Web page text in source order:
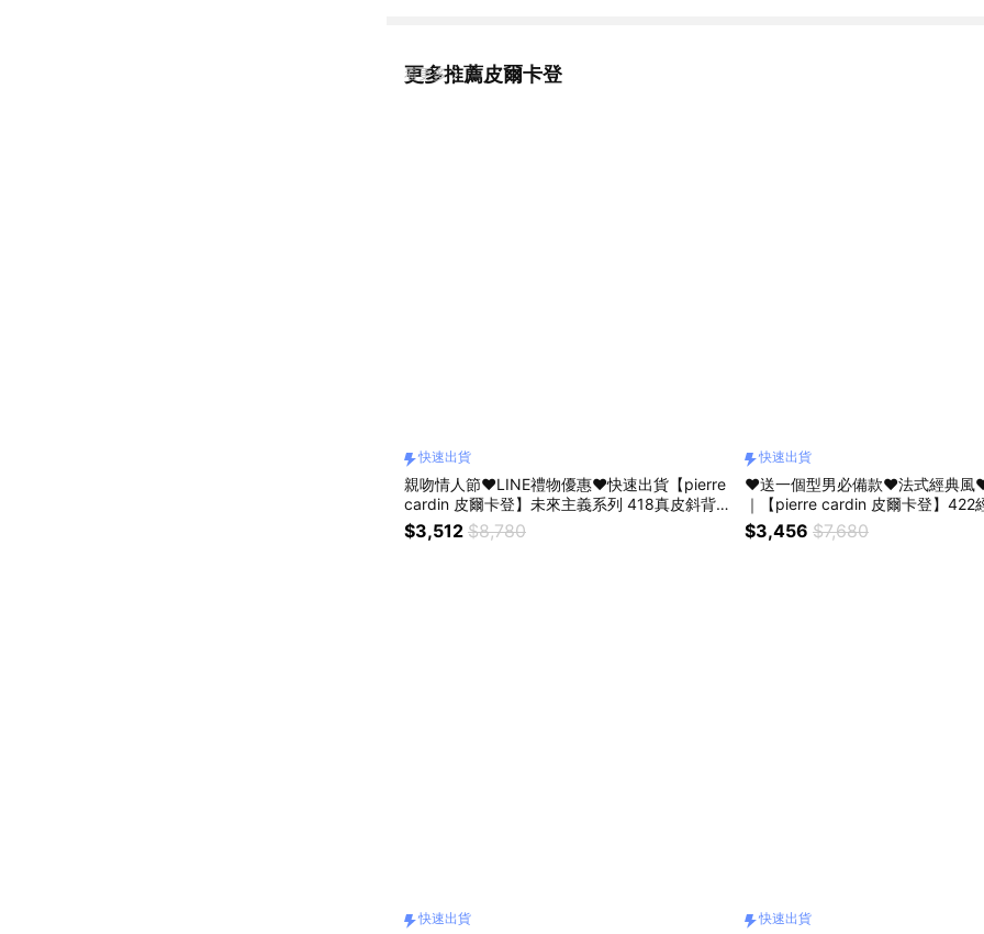
更多推薦皮爾卡登
看更多
快速出貨
親吻情人節❤️LINE禮物優惠❤️快速出貨【pierre
cardin 皮爾卡登】未來主義系列 418真皮斜背
包-2色 手拿、斜背一包搞定！
$3,512 $8,780
快速出貨
❤️送一個型男必備款❤️法式經典風
｜【pierre cardin 皮爾卡登】422
$3,456 $7,680
快速出貨 快速出貨